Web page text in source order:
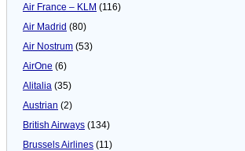
Air France – KLM (116)
Air Madrid (80)
Air Nostrum (53)
AirOne (6)
Alitalia (35)
Austrian (2)
British Airways (134)
Brussels Airlines (11)